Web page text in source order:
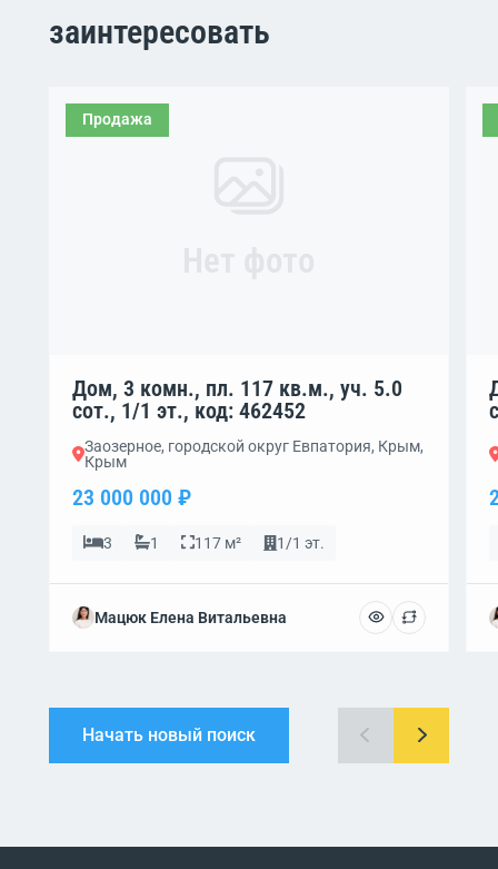
заинтересовать
Продажа
Дом, 3 комн., пл. 117 кв.м., уч. 5.0
сот., 1/1 эт., код: 462452
Заозерное, городской округ Евпатория, Крым,
Крым
23 000 000 ₽
3 1 117 м² 1/1 эт.
Мацюк Елена Витальевна
Начать новый поиск